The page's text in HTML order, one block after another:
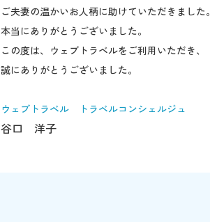
ご夫妻の温かいお人柄に助けていただきました。
本当にありがとうございました。
この度は、ウェブトラベルをご利用いただき、
誠にありがとうございました。
ウェブトラベル トラベルコンシェルジュ
谷口 洋子